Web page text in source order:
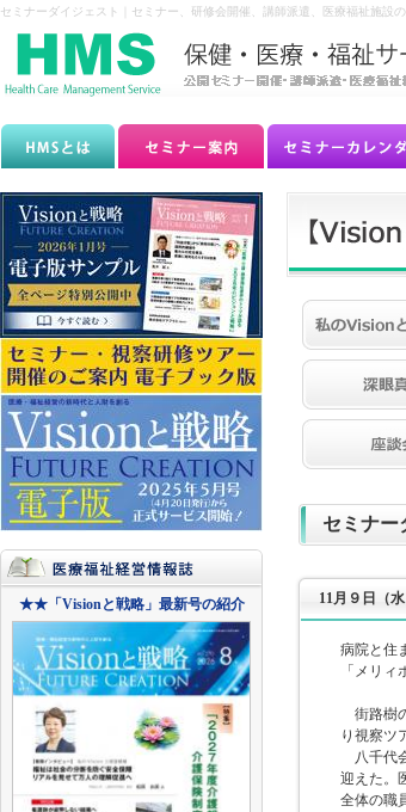
セミナーダイジェスト｜セミナー、研修会開催、講師派遣、医療福祉施設
★★「Visionと戦略」最新号の紹介
セミナー
11月９日（
病院と住
「メリ
街路樹
り視察ツ
八千代
迎えた。
全体の職